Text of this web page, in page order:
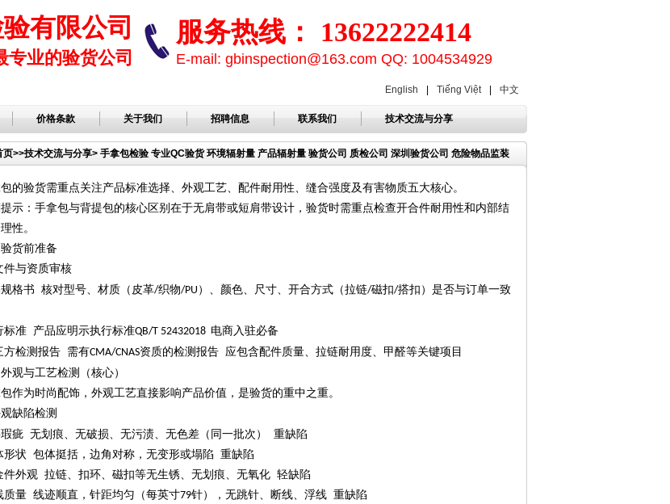
有限公司
专业的验货公司
服务热线： 13622222414
E-mail: gbinspection@163.com QQ: 1004534929
English Tiếng Việt 中文
价格条款 关于我们 招聘信息 联系我们 技术交流与分享
页>>技术交流与分享> 手拿包检验 专业QC验货 环境辐射量 产品辐射量 验货公司 质检公司 深圳验货公司 危险物品监装
的验货需重点关注产品标准选择、外观工艺、配件耐用性、缝合强度及有害物质五大核心。
示：手拿包与背提包的核心区别在于无肩带或短肩带设计，验货时需重点检查开合件耐用性和内部结
性。
货前准备
件与资质审核
格书
核对型号、材质（皮革/织物/PU ）、颜色、尺寸、开合方式（拉链/磁扣/搭扣）是否与订单一致
标准 产品应明示执行标准QB/T 52432018 电商入驻必备
方检测报告 需有CMA/CNAS资质的检测报告 应包含配件质量、拉链耐用度、甲醛等关键项目
观与工艺检测（核心）
作为时尚配饰，外观工艺直接影响产品价值，是验货的重中之重。
缺陷检测
疵 无划痕、无破损、无污渍、无色差（同一批次）
重缺陷
形状 包体挺括，边角对称，无变形或塌陷 重缺陷
件外观 拉链、扣环、磁扣等无生锈、无划痕、无氧化 轻缺陷
质量 线迹顺直，针距均匀（每英寸79针），无跳针、断线、浮线 重缺陷